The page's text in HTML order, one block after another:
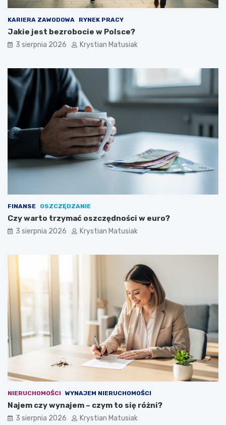
KARIERA ZAWODOWA RYNEK PRACY
Jakie jest bezrobocie w Polsce?
3 sierpnia 2026 Krystian Matusiak
FINANSE OSZCZĘDZANIE
Czy warto trzymać oszczędności w euro?
3 sierpnia 2026 Krystian Matusiak
NIERUCHOMOŚCI WYNAJEM NIERUCHOMOŚCI
Najem czy wynajem – czym to się różni?
3 sierpnia 2026 Krystian Matusiak